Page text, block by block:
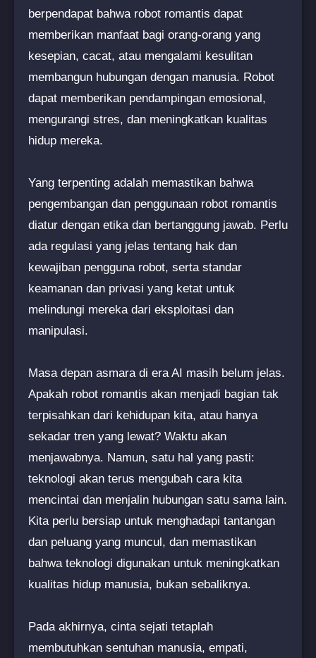
berpendapat bahwa robot romantis dapat
memberikan manfaat bagi orang-orang yang
kesepian, cacat, atau mengalami kesulitan
membangun hubungan dengan manusia. Robot
dapat memberikan pendampingan emosional,
mengurangi stres, dan meningkatkan kualitas
hidup mereka.
Yang terpenting adalah memastikan bahwa
pengembangan dan penggunaan robot romantis
diatur dengan etika dan bertanggung jawab. Perlu
ada regulasi yang jelas tentang hak dan
kewajiban pengguna robot, serta standar
keamanan dan privasi yang ketat untuk
melindungi mereka dari eksploitasi dan
manipulasi.
Masa depan asmara di era AI masih belum jelas.
Apakah robot romantis akan menjadi bagian tak
terpisahkan dari kehidupan kita, atau hanya
sekadar tren yang lewat? Waktu akan
menjawabnya. Namun, satu hal yang pasti:
teknologi akan terus mengubah cara kita
mencintai dan menjalin hubungan satu sama lain.
Kita perlu bersiap untuk menghadapi tantangan
dan peluang yang muncul, dan memastikan
bahwa teknologi digunakan untuk meningkatkan
kualitas hidup manusia, bukan sebaliknya.
Pada akhirnya, cinta sejati tetaplah
membutuhkan sentuhan manusia, empati,